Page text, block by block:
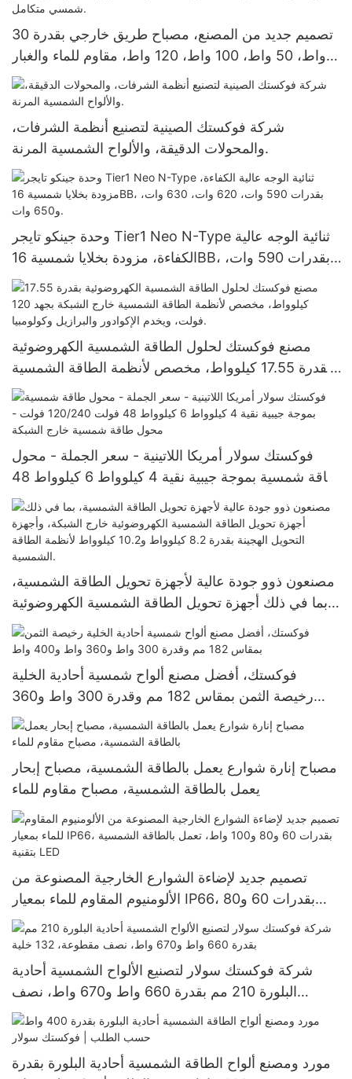
تصميم جديد من المصنع، مصباح طريق خارجي بقدرة 30
واط، 50 واط، 100 واط، 120 واط، مقاوم للماء والغبار
شركة فوكستك الصينية لتصنيع أنظمة الشرفات،
والمحولات الدقيقة، والألواح الشمسية المرنة.
وحدة جينكو تايجر Tier1 Neo N-Type ثنائية الوجه عالية
الكفاءة، مزودة بخلايا شمسية 16BB، بقدرات 590 وات،
620 وات، 630 وات، و650 وات.
مصنع فوكستك لحلول الطاقة الشمسية الكهروضوئية
بقدرة 17.55 كيلوواط، مخصص لأنظمة الطاقة الشمسية
خارج الشبكة بجهد 120 فولت، ويخدم الإكوادور والبرازيل
وكولومبيا.
فوكستك سولار أمريكا اللاتينية - سعر الجملة - محول
طاقة شمسية بموجة جيبية نقية 4 كيلوواط 6 كيلوواط 48
فولت 120/240 فولت - محول طاقة شمسية خارج
الشبكة
مصنعون ذوو جودة عالية لأجهزة تحويل الطاقة الشمسية،
بما في ذلك أجهزة تحويل الطاقة الشمسية الكهروضوئية
خارج الشبكة، وأجهزة التحويل الهجينة بقدرة 8.2 كيلوواط
و10.2 كيلوواط لأنظمة الطاقة الشمسية.
فوكستك، أفضل مصنع ألواح شمسية أحادية الخلية
رخيصة الثمن بمقاس 182 مم وقدرة 300 واط و360
واط و400 واط
مصباح إنارة شوارع يعمل بالطاقة الشمسية، مصباح إبحار
يعمل بالطاقة الشمسية، مصباح مقاوم للماء
تصميم جديد لإضاءة الشوارع الخارجية المصنوعة من
الألومنيوم المقاوم للماء بمعيار IP66، بقدرات 60 و80
و100 واط، تعمل بالطاقة الشمسية بتقنية LED
شركة فوكستك سولار لتصنيع الألواح الشمسية أحادية
البلورة 210 مم بقدرة 660 واط و670 واط، نصف
مقطوعة، 132 خلية
مورد ومصنع ألواح الطاقة الشمسية أحادية البلورة بقدرة